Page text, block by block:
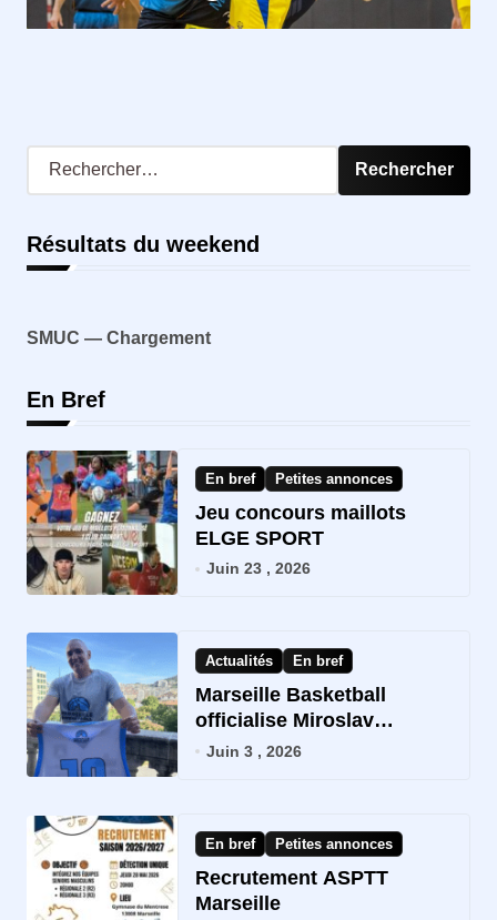
e
h
:
Résultats du weekend
SMUC — Chargement
En Bref
En bref Petites annonces
Jeu concours maillots
ELGE SPORT
Juin 23 , 2026
Actualités En bref
Marseille Basketball
officialise Miroslav
Dobričan comme coach
Juin 3 , 2026
En bref Petites annonces
Recrutement ASPTT
Marseille